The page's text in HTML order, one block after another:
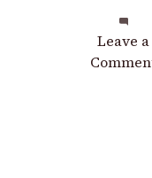
Leave a
on